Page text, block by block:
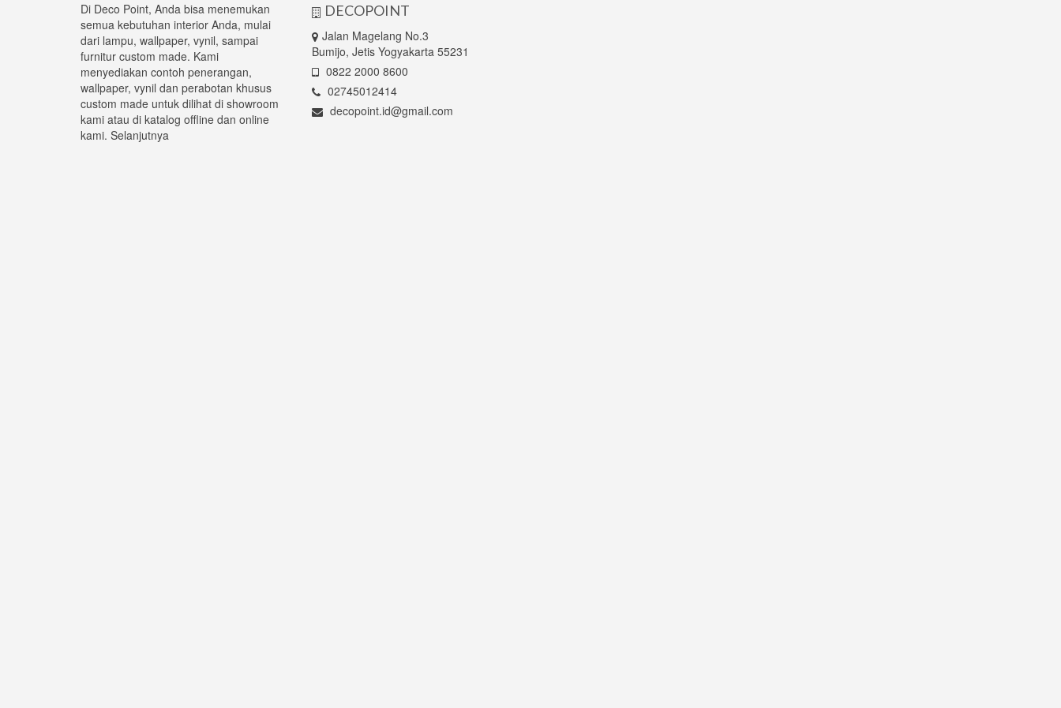
Di Deco Point, Anda bisa menemukan
semua kebutuhan interior Anda, mulai
dari lampu, wallpaper, vynil, sampai
furnitur custom made. Kami
menyediakan contoh penerangan,
wallpaper, vynil dan perabotan khusus
custom made untuk dilihat di showroom
kami atau di katalog offline dan online
kami. Selanjutnya
DECOPOINT
Jalan Magelang No.3
Bumijo, Jetis Yogyakarta 55231
0822 2000 8600
02745012414
decopoint.id@gmail.com